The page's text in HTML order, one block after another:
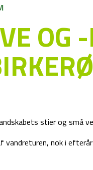
OG
stier og små
nok i